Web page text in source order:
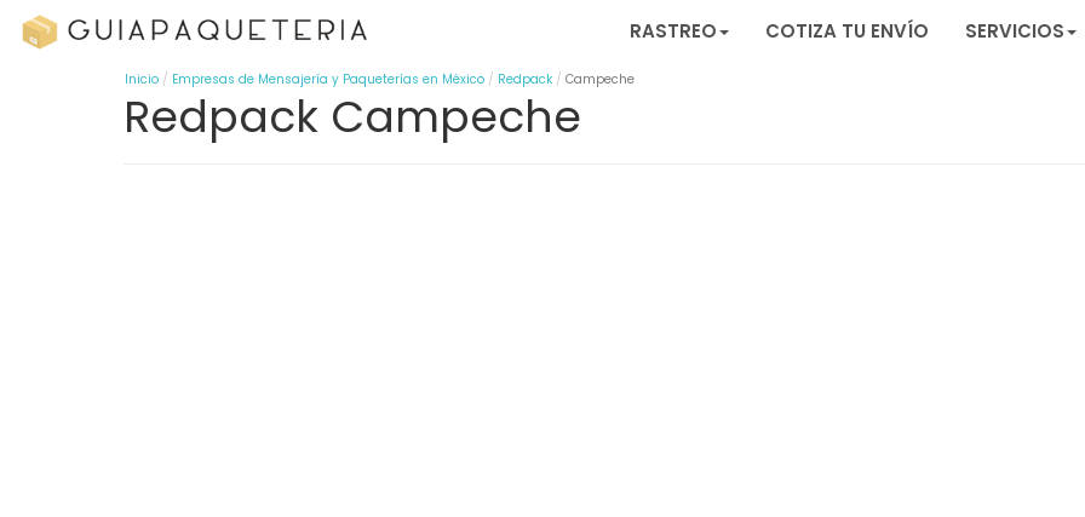
RASTREO COTIZA TU ENVÍO SERVICIOS
Inicio Empresas de Mensajería y Paqueterías en México Redpack Campeche
Redpack Campeche